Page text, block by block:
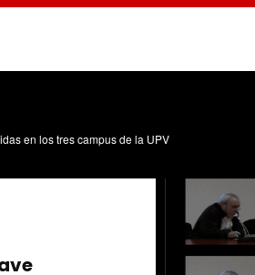
en los tres campus de la UPV